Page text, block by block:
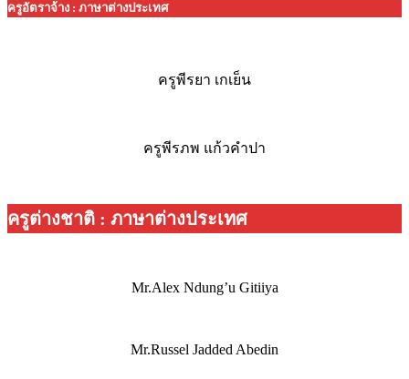
ครูอัตราจ้าง : ภาษาต่างประเทศ
ครูพีรยา เกเย็น
ครูพีรภพ แก้วคำปา
ครูต่างชาติ : ภาษาต่างประเทศ
Mr.Alex Ndung’u Gitiiya
Mr.Russel Jadded Abedin